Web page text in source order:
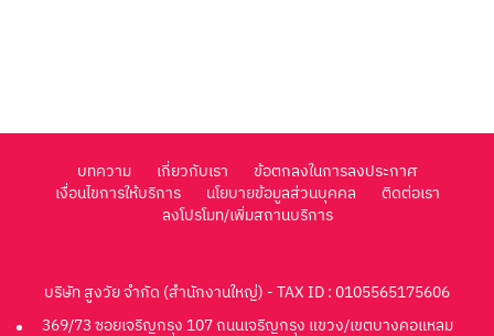
บทความ เกี่ยวกับเรา
ข้อตกลงในการลงประกาศ
เงื่อนไขการให้บริการ
นโยบายข้อมูลส่วนบุคคล
ติดต่อเรา
ลงโปรโมท/เพิ่มสถานบริการ
บริษัท สูงวัย จำกัด (สำนักงานใหญ่) - TAX ID : 0105565175606
369/73 ซอยเจริญกรุง 107 ถนนเจริญกรุง แขวง/เขตบางคอแหลม